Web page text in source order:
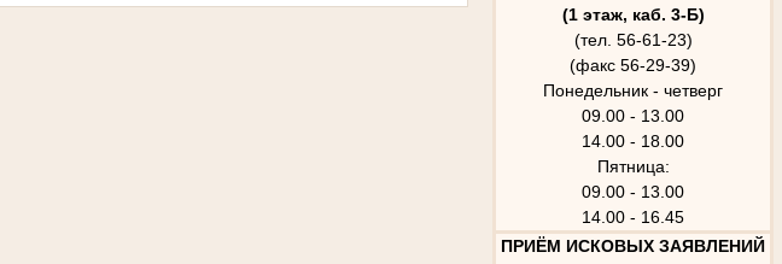
(1 этаж, каб. 3-Б)
(тел. 56-61-23)
(факс 56-29-39)
Понедельник - четверг
09.00 - 13.00
14.00 - 18.00
Пятница:
09.00 - 13.00
14.00 - 16.45
ПРИЁМ ИСКОВЫХ ЗАЯВЛЕНИЙ